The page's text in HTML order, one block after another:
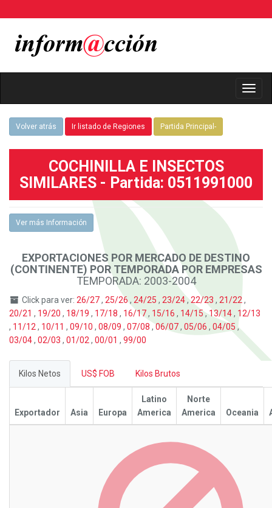
Volver atrás Ir listado de Regiones Partida Principal-
COCHINILLA E INSECTOS
SIMILARES - Partida: 0511991000
Ver más Información
EXPORTACIONES POR MERCADO DE DESTINO
(CONTINENTE) POR TEMPORADA POR EMPRESAS
TEMPORADA: 2003-2004
Click para ver: 26/27, 25/26, 24/25 , 23/24,22/23 , 21/22 ,
20/21 , 19/20 , 18/19 , 17/18 , 16/17, 15/16 , 14/15,13/14, 12/13
, 11/12 , 10/11 , 09/10 , 08/09 , 07/08 ,06/07, 05/06 , 04/05 ,
03/04, 02/03 , 01/02 , 00/01 , 99/00
Kilos Netos US$ FOB Kilos Brutos
Exportador Asia Europa
Latino
America
Norte
America
Oceania